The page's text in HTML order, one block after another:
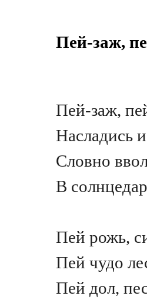
Пей-заж,
Пей-заж,
Насладись
Словно
В
Пей рожь,
Пей чудо
Пей дол,